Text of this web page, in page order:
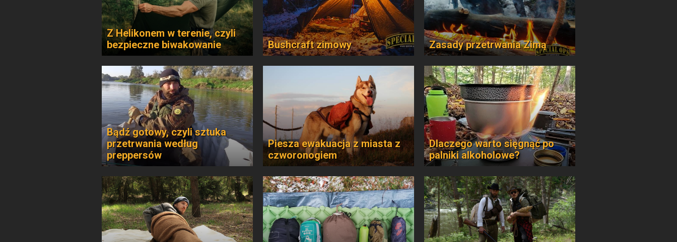
Z Helikonem w terenie, czyli
bezpieczne biwakowanie
Bushcraft zimowy Zasady przetrwania Zimą
Bądź gotowy, czyli sztuka
przetrwania według
preppersów
Piesza ewakuacja z miasta z
czworonogiem
Dlaczego warto sięgnąć po
palniki alkoholowe?